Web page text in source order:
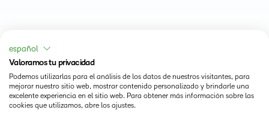
español
Valoramos tu privacidad
Podemos utilizarlas para el análisis de los datos de nuestros visitantes, para
mejorar nuestro sitio web, mostrar contenido personalizado y brindarle una
excelente experiencia en el sitio web. Para obtener más información sobre las
cookies que utilizamos, abre los ajustes.